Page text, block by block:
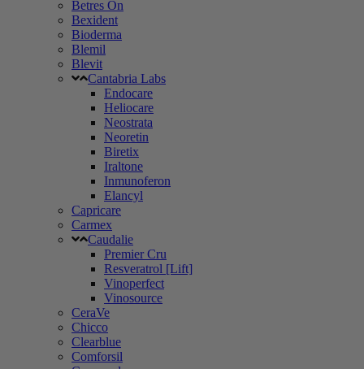
Betres On
Bexident
Bioderma
Blemil
Blevit
Cantabria Labs
Endocare
Heliocare
Neostrata
Neoretin
Biretix
Iraltone
Inmunoferon
Elancyl
Capricare
Carmex
Caudalie
Premier Cru
Resveratrol [Lift]
Vinoperfect
Vinosource
CeraVe
Chicco
Clearblue
Comforsil